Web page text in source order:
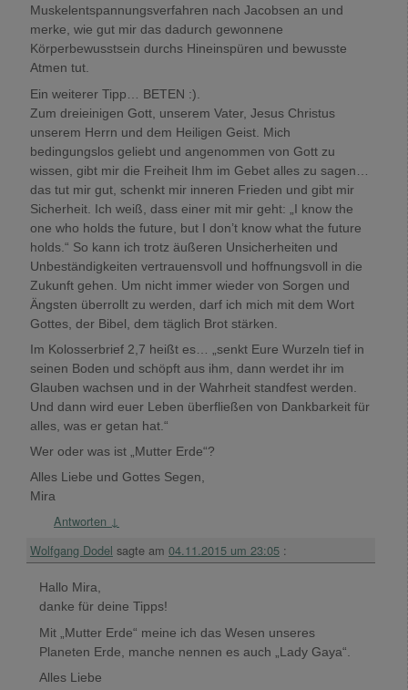
Muskelentspannungsverfahren nach Jacobsen an und
merke, wie gut mir das dadurch gewonnene
Körperbewusstsein durchs Hineinspüren und bewusste
Atmen tut.
Ein weiterer Tipp… BETEN :).
Zum dreieinigen Gott, unserem Vater, Jesus Christus
unserem Herrn und dem Heiligen Geist. Mich
bedingungslos geliebt und angenommen von Gott zu
wissen, gibt mir die Freiheit Ihm im Gebet alles zu sagen…
das tut mir gut, schenkt mir inneren Frieden und gibt mir
Sicherheit. Ich weiß, dass einer mit mir geht: „I know the
one who holds the future, but I don’t know what the future
holds.“ So kann ich trotz äußeren Unsicherheiten und
Unbeständigkeiten vertrauensvoll und hoffnungsvoll in die
Zukunft gehen. Um nicht immer wieder von Sorgen und
Ängsten überrollt zu werden, darf ich mich mit dem Wort
Gottes, der Bibel, dem täglich Brot stärken.
Im Kolosserbrief 2,7 heißt es… „senkt Eure Wurzeln tief in
seinen Boden und schöpft aus ihm, dann werdet ihr im
Glauben wachsen und in der Wahrheit standfest werden.
Und dann wird euer Leben überfließen von Dankbarkeit für
alles, was er getan hat.“
Wer oder was ist „Mutter Erde“?
Alles Liebe und Gottes Segen,
Mira
Antworten ↓
Wolfgang Dodel sagte am 04.11.2015 um 23:05 :
Hallo Mira,
danke für deine Tipps!
Mit „Mutter Erde“ meine ich das Wesen unseres
Planeten Erde, manche nennen es auch „Lady Gaya“.
Alles Liebe